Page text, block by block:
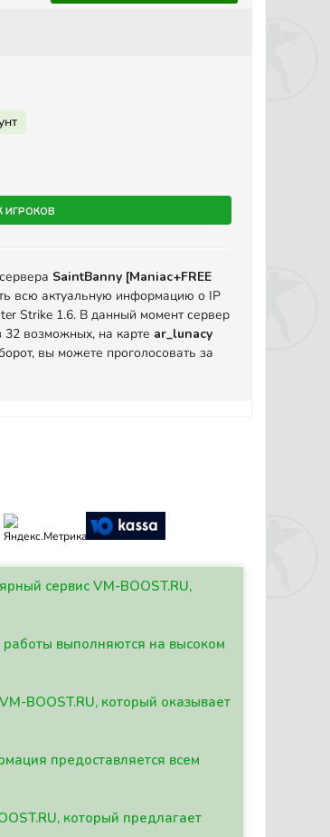
игроков
SaintBanny [Maniac+FREE
всю актуальную информацию о IP
Strike 1.6. В данный момент сервер
32 возможных, на карте ar_lunacy
вы можете проголосовать за
сервис VM-BOOST.RU,
работы выполняются на высоком
BOOST.RU, который оказывает
предоставляется всем
который предлагает